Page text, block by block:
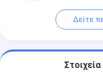
Δείτε